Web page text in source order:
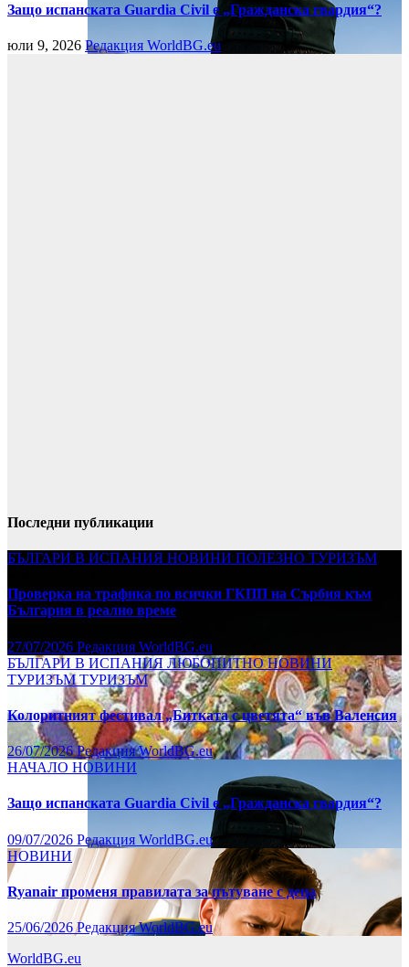
Защо испанската Guardia Civil е „Гражданска гвардия“?
юли 9, 2026 Редакция WorldBG.eu
Последни публикации
БЪЛГАРИ В ИСПАНИЯ НОВИНИ ПОЛЕЗНО ТУРИЗЪМ
Проверка на трафика по всички ГКПП на Сърбия към
България в реално време
27/07/2026 Редакция WorldBG.eu
БЪЛГАРИ В ИСПАНИЯ ЛЮБОПИТНОНОВИНИ
ТУРИЗЪМТУРИЗЪМ
Колоритният фестивал „Битката с цветята“ във Валенсия
26/07/2026Редакция WorldBG.eu
НАЧАЛО НОВИНИ
Защо испанската Guardia Civil е „Гражданска гвардия“?
09/07/2026 Редакция WorldBG.eu
НОВИНИ
Ryanair променя правилата за пътуване с деца
25/06/2026Редакция WorldBG.eu
WorldBG.eu